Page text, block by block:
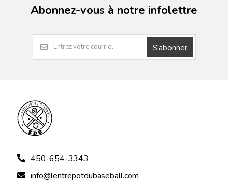
Abonnez-vous à notre infolettre
S'abonner
450-654-3343
info@lentrepotdubaseball.com